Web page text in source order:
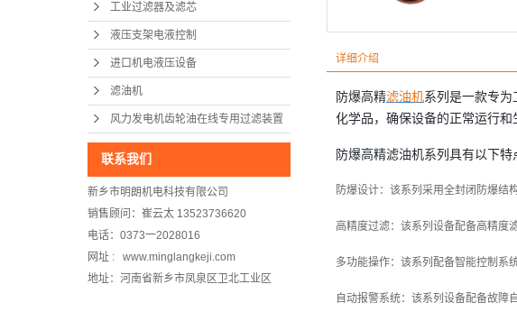
工业过滤器及滤芯
液压支架电液控制
进口机电液压设备
滤油机
风力发电机齿轮油在线专用过滤装置
联系我们
新乡市明朗机电科技有限公司
销售顾问：崔云太 13523736620
电话：0373一2028016
网址 : www.minglangkeji.com
地址：河南省新乡市凤泉区卫北工业区
详细介绍
防爆高精滤油机系列是一款专
化学品，确保设备的正常运行和
防爆高精滤油机系列具有以下特
防爆设计：该系列采用全封闭防爆结
高精度过滤：该系列设备配备高精度
多功能操作：该系列配备智能控制系
自动报警系统：该系列设备配备故障